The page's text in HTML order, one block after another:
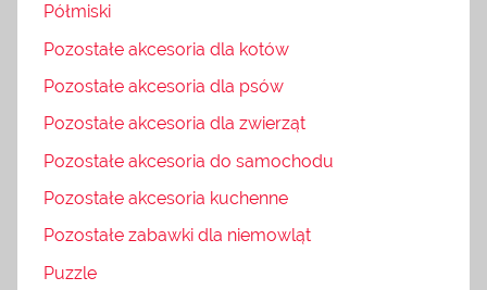
Półmiski
Pozostałe akcesoria dla kotów
Pozostałe akcesoria dla psów
Pozostałe akcesoria dla zwierząt
Pozostałe akcesoria do samochodu
Pozostałe akcesoria kuchenne
Pozostałe zabawki dla niemowląt
Puzzle